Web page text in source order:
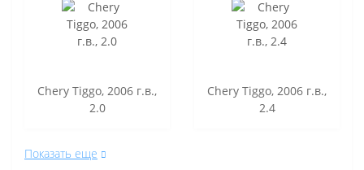
Chery Tiggo, 2006 г.в.,
2.0
Chery Tiggo, 2006 г.в.,
2.4
Показать еще